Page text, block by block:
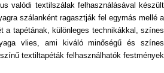
valódi textilszálak felhasználásával készült
szálanként ragasztják fel egymás mellé a
a tapétának, különleges technikákkal, színes
vlies, ami kiváló minőségű és színes
textiltapéták felhasználhatók festmények